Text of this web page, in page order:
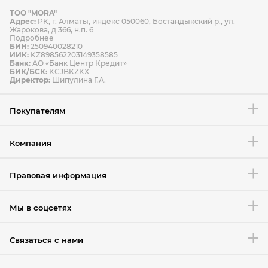
Способы оплаты Способы доставки
Условия возврата товара
ТОО "MORA"
Адрес: РК, г. Алматы, индекс 050060, Бостандыкский р., ул.
Жарокова, д 366, н.п. 6
Подробнее
БИН: 250940028210
ИИК: KZ898562203149358585
Банк: АО «Банк Центр Кредит»
БИК/БСК: KCJBKZKX
Директор: Шипулина Г.А.
Покупателям
Компания
Правовая информация
Мы в соцсетях
Связаться с нами